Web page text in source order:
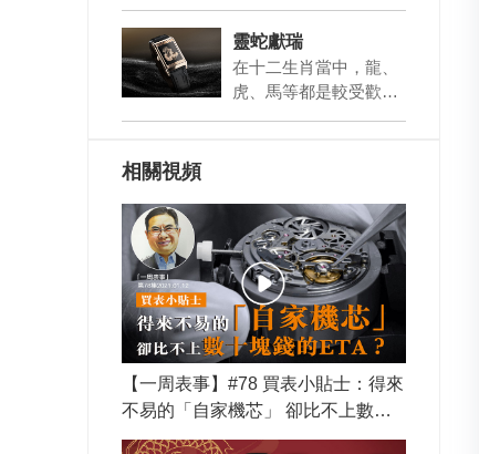
藝術…
靈蛇獻瑞
在十二生肖當中，龍、
虎、馬等都是較受歡迎
相關視頻
【一周表事】#78 買表小貼士：得來
不易的「自家機芯」 卻比不上數十
塊錢的ETA？